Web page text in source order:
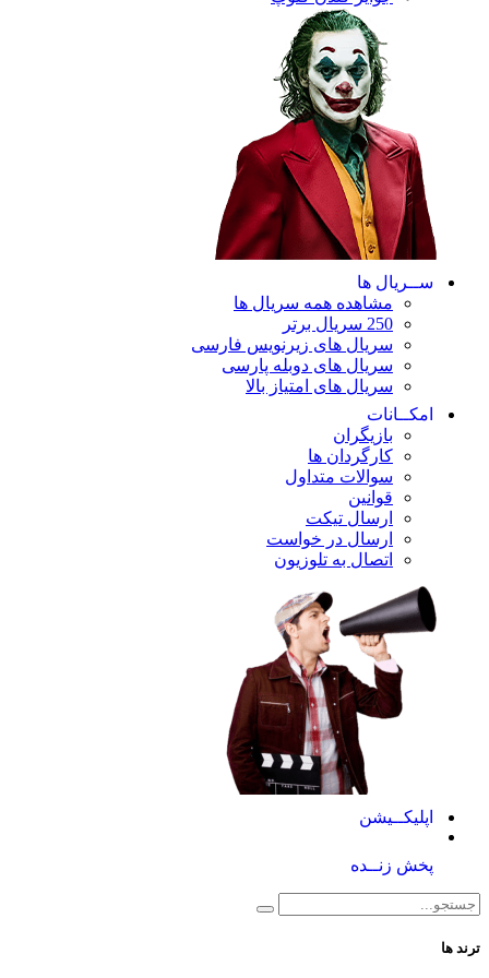
ها
مشاهده همه سریال ها
سریال های زیرنویس فارسی
سریال های دوبله پارسی
سریال های امتیاز بالا
کارگردان ها
سوالات متداول
ارسال تیکت
ارسال در خواست
اتصال به تلوزیون
زنــده